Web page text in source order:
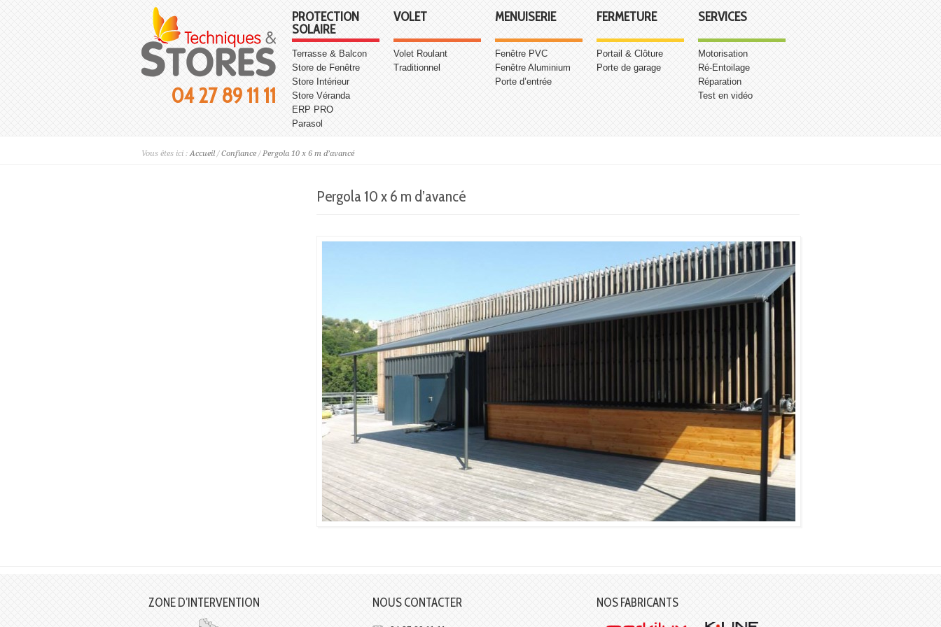
04 27 89 11 11
PROTECTION
SOLAIRE
Terrasse & Balcon
Store de Fenêtre
Store Intérieur
Store Véranda
ERP PRO
Parasol
VOLET
Volet Roulant
Traditionnel
MENUISERIE
Fenêtre PVC
Fenêtre Aluminium
Porte d’entrée
FERMETURE
Portail & Clôture
Porte de garage
SERVICES
Motorisation
Ré-Entoilage
Réparation
Test en vidéo
Vous êtes ici :Accueil /Confiance /Pergola 10 x 6 m d’avancé
Pergola 10 x 6 m d’avancé
ZONE D’INTERVENTION NOUS CONTACTER NOS FABRICANTS